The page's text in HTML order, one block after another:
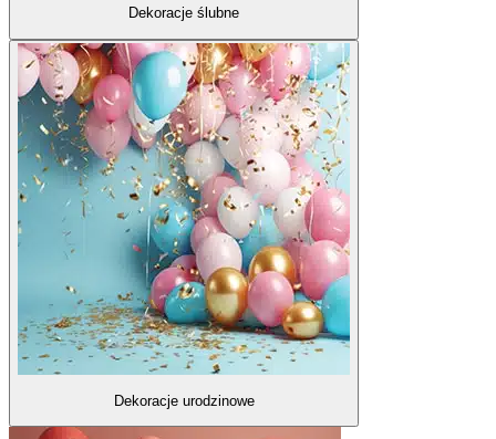
Dekoracje ślubne
Dekoracje urodzinowe